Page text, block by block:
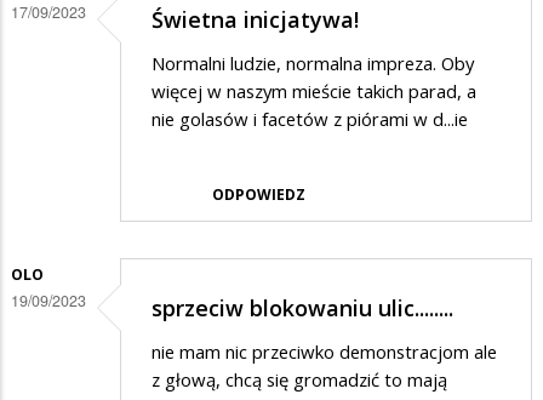
17/09/2023 Świetna inicjatywa!
Normalni ludzie, normalna impreza. Oby
więcej w naszym mieście takich parad, a
nie golasów i facetów z piórami w d...ie
ODPOWIEDZ
OLO
19/09/2023 sprzeciw blokowaniu ulic........
nie mam nic przeciwko demonstracjom ale
z głową, chcą się gromadzić to mają